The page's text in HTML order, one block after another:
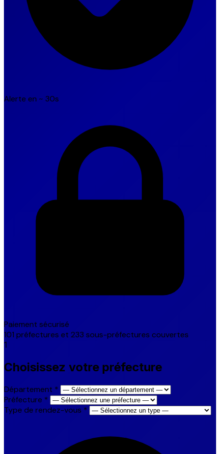
Alerte en ~ 30s
Paiement sécurisé
101 préfectures et 233 sous-préfectures couvertes
1
Choisissez votre préfecture
Département *
Préfecture *
Type de rendez-vous *